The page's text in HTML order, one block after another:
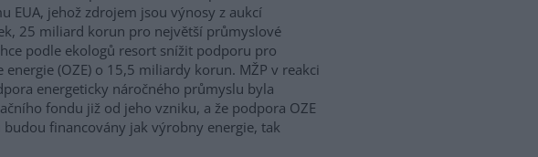
EUA, jehož zdrojem jsou výnosy z aukcí
25 miliard korun pro největší průmyslové
podle ekologů resort snížit podporu pro
(OZE) o 15,5 miliardy korun. MŽP v reakci
energeticky náročného průmyslu byla
fondu již od jeho vzniku, a že podpora OZE
budou financovány jak výrobny energie, tak